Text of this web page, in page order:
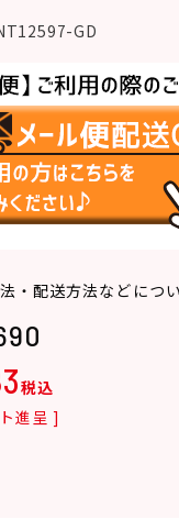
GD
・配送方法などにつ
税込
進呈 ]